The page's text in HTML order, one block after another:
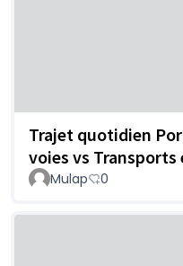
Trajet quotidien
voies vs Transports
Mulap 0